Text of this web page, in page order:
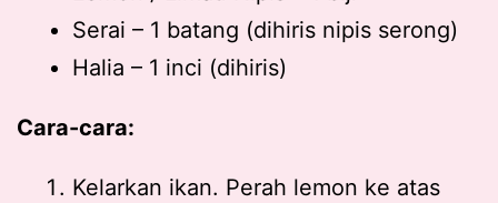
Serai – 1 batang (dihiris nipis serong)
Halia – 1 inci (dihiris)
Cara-cara:
Kelarkan ikan. Perah lemon ke atas